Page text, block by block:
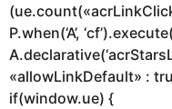
P.when(‘A’,
«allowLinkDefault» :
if(window.ue) {